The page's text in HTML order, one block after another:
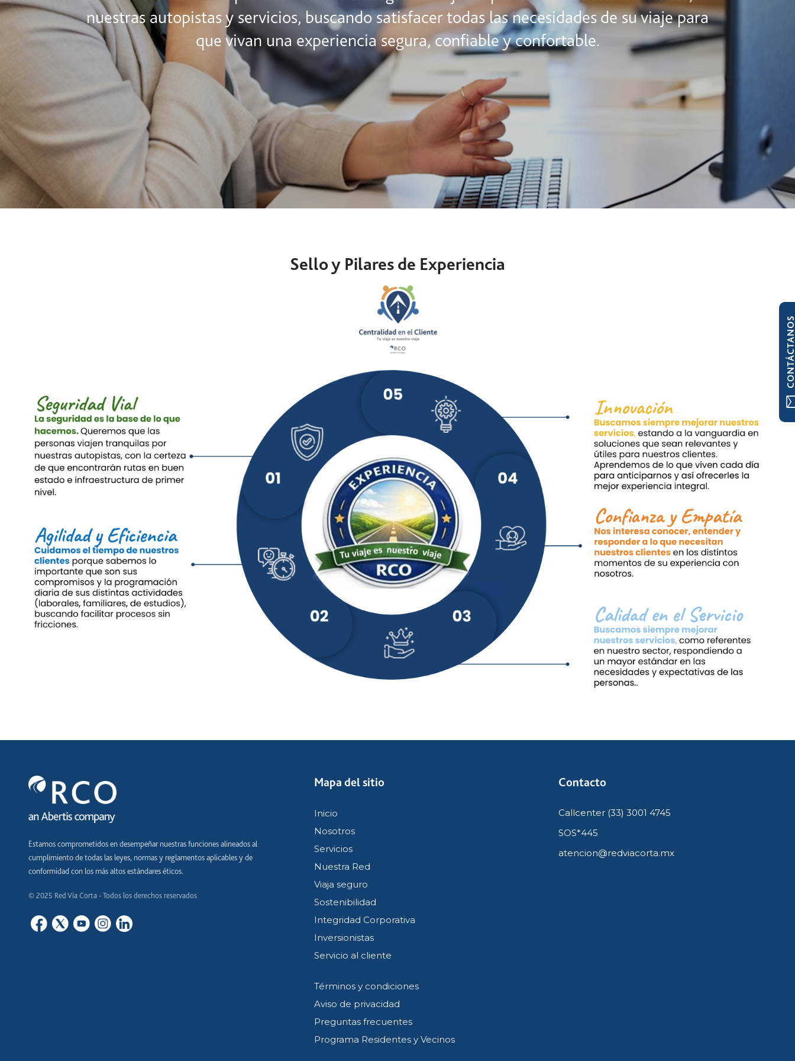
nuestras autopistas y servicios, buscando satisfacer todas las necesidades de su viaje para
que vivan una experiencia segura, confiable y confortable.
Sello y Pilares de Experiencia
Estamos comprometidos en desempeñar nuestras funciones alineados al
cumplimiento de todas las leyes, normas y reglamentos aplicables y de
conformidad con los más altos estándares éticos.
© 2025 Red Vía Corta - Todos los derechos reservados
Mapa del sitio
Inicio
Nosotros
Servicios
Nuestra Red
Viaja seguro
Sostenibilidad
Integridad Corporativa
Inversionistas
Servicio al cliente
Términos y condiciones
Aviso de privacidad
Preguntas frecuentes
Programa Residentes y Vecinos
Contacto
Callcenter (33) 3001 4745
SOS*445
atencion@redviacorta.mx